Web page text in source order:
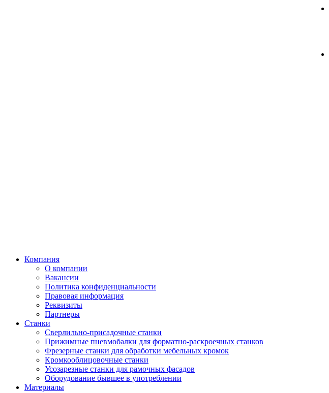
Компания
О компании
Вакансии
Политика конфиденциальности
Правовая информация
Реквизиты
Партнеры
Станки
Сверлильно-присадочные станки
Прижимные пневмобалки для форматно-раскроечных станков
Фрезерные станки для обработки мебельных кромок
Кромкооблицовочные станки
Усозарезные станки для рамочных фасадов
Оборудование бывшее в употреблении
Материалы